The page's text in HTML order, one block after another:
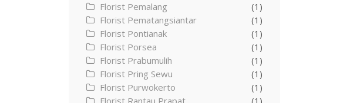
Florist Pemalang
(1)
Florist Pematangsiantar
(1)
Florist Pontianak
(1)
Florist Porsea
(1)
Florist Prabumulih
(1)
Florist Pring Sewu
(1)
Florist Purwokerto
(1)